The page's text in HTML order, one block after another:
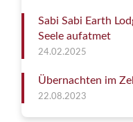
Sabi Sabi Earth
Seele aufatmet
24.02.2025
Übernachten im
22.08.2023